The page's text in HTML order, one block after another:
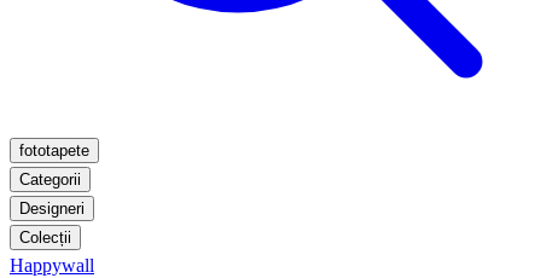
fototapete
Categorii
Designeri
Colecții
Happywall